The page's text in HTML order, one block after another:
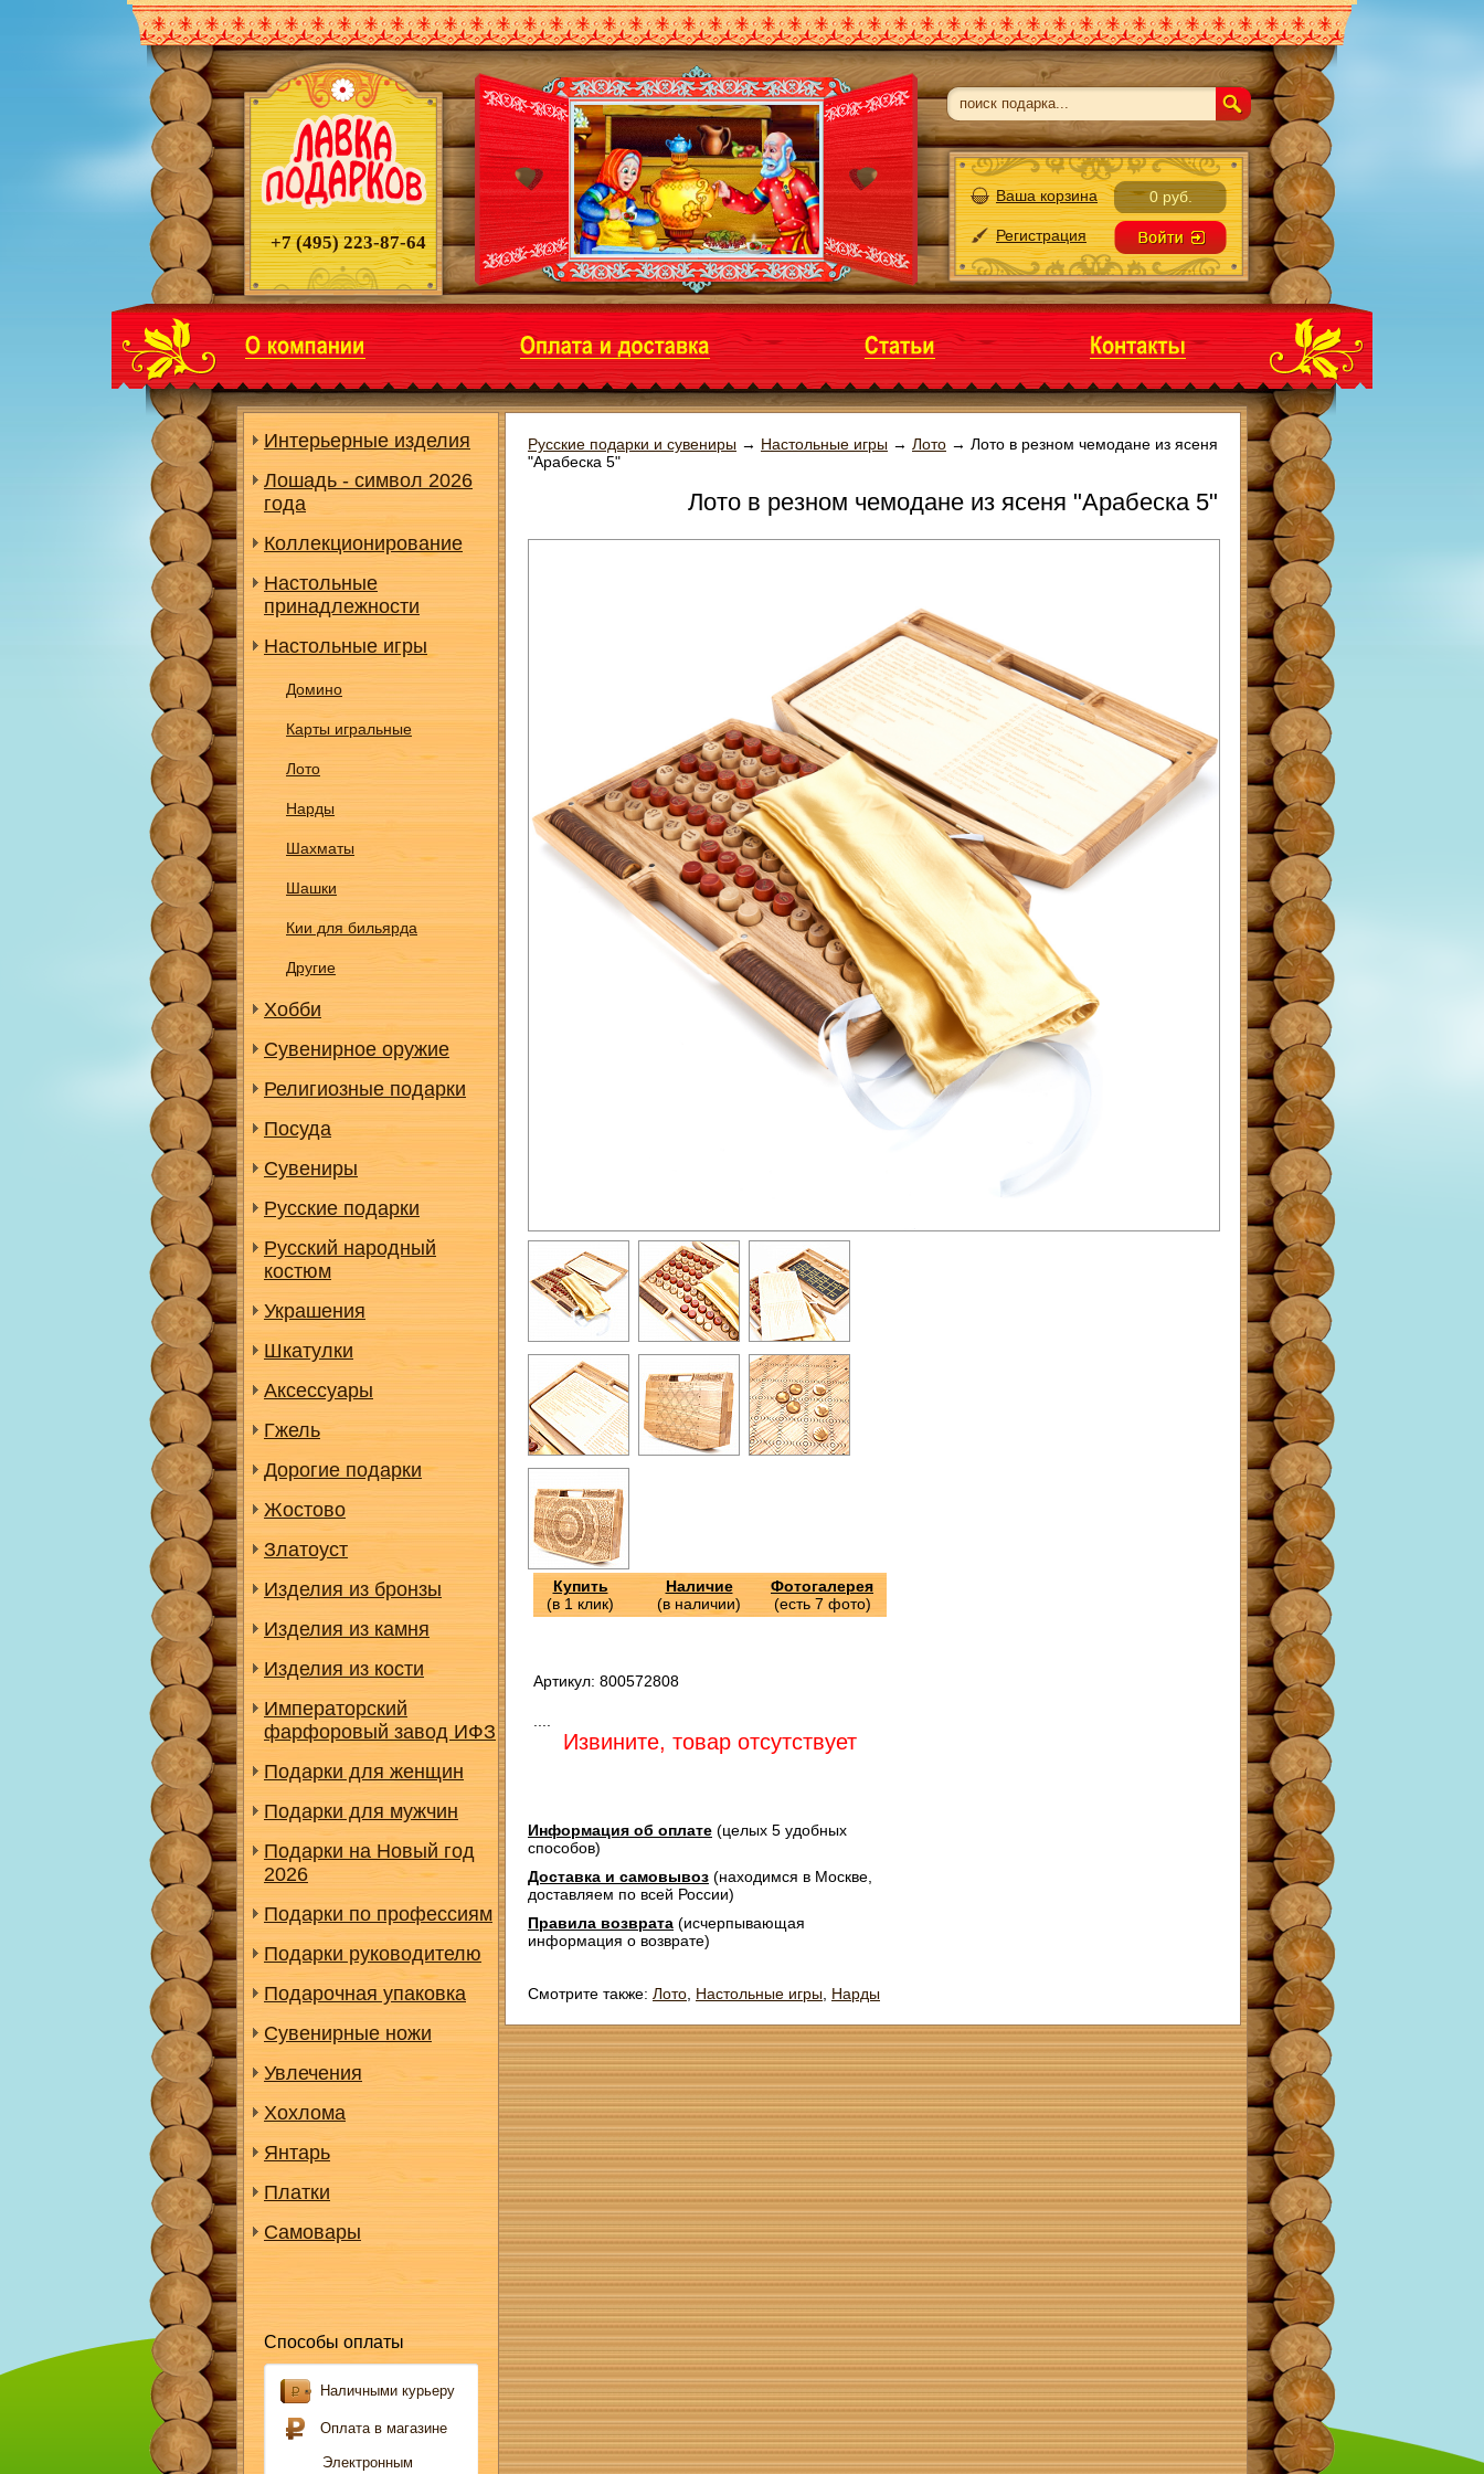
+7 (495) 223-87-64
Ваша корзина 0 руб.
Регистрация
Интерьерные изделия
Лошадь - символ 2026
года
Коллекционирование
Настольные
принадлежности
Настольные игры
Домино
Карты игральные
Лото
Нарды
Шахматы
Шашки
Кии для бильярда
Другие
Хобби
Сувенирное оружие
Религиозные подарки
Посуда
Сувениры
Русские подарки
Русский народный
костюм
Украшения
Шкатулки
Аксессуары
Гжель
Дорогие подарки
Жостово
Златоуст
Изделия из бронзы
Изделия из камня
Изделия из кости
Императорский
фарфоровый завод ИФЗ
Подарки для женщин
Подарки для мужчин
Подарки на Новый год
2026
Подарки по профессиям
Подарки руководителю
Подарочная упаковка
Сувенирные ножи
Увлечения
Хохлома
Янтарь
Платки
Самовары
Способы оплаты
Наличными курьеру
Оплата в магазине
Электронным
Русские подарки и сувениры → Настольные игры → Лото → Лото в резном чемодане из ясеня
"Арабеска 5"
Лото в резном чемодане из ясеня "Арабеска 5"
Купить
(в 1 клик)
Наличие
(в наличии)
Фотогалерея
(есть 7 фото)
Артикул: 800572808
Извините, товар отсутствует
Информация об оплате (целых 5 удобных
способов)
Доставка и самовывоз (находимся в Москве,
доставляем по всей России)
Правила возврата (исчерпывающая
информация о возврате)
Смотрите также: Лото Настольные игры Нарды